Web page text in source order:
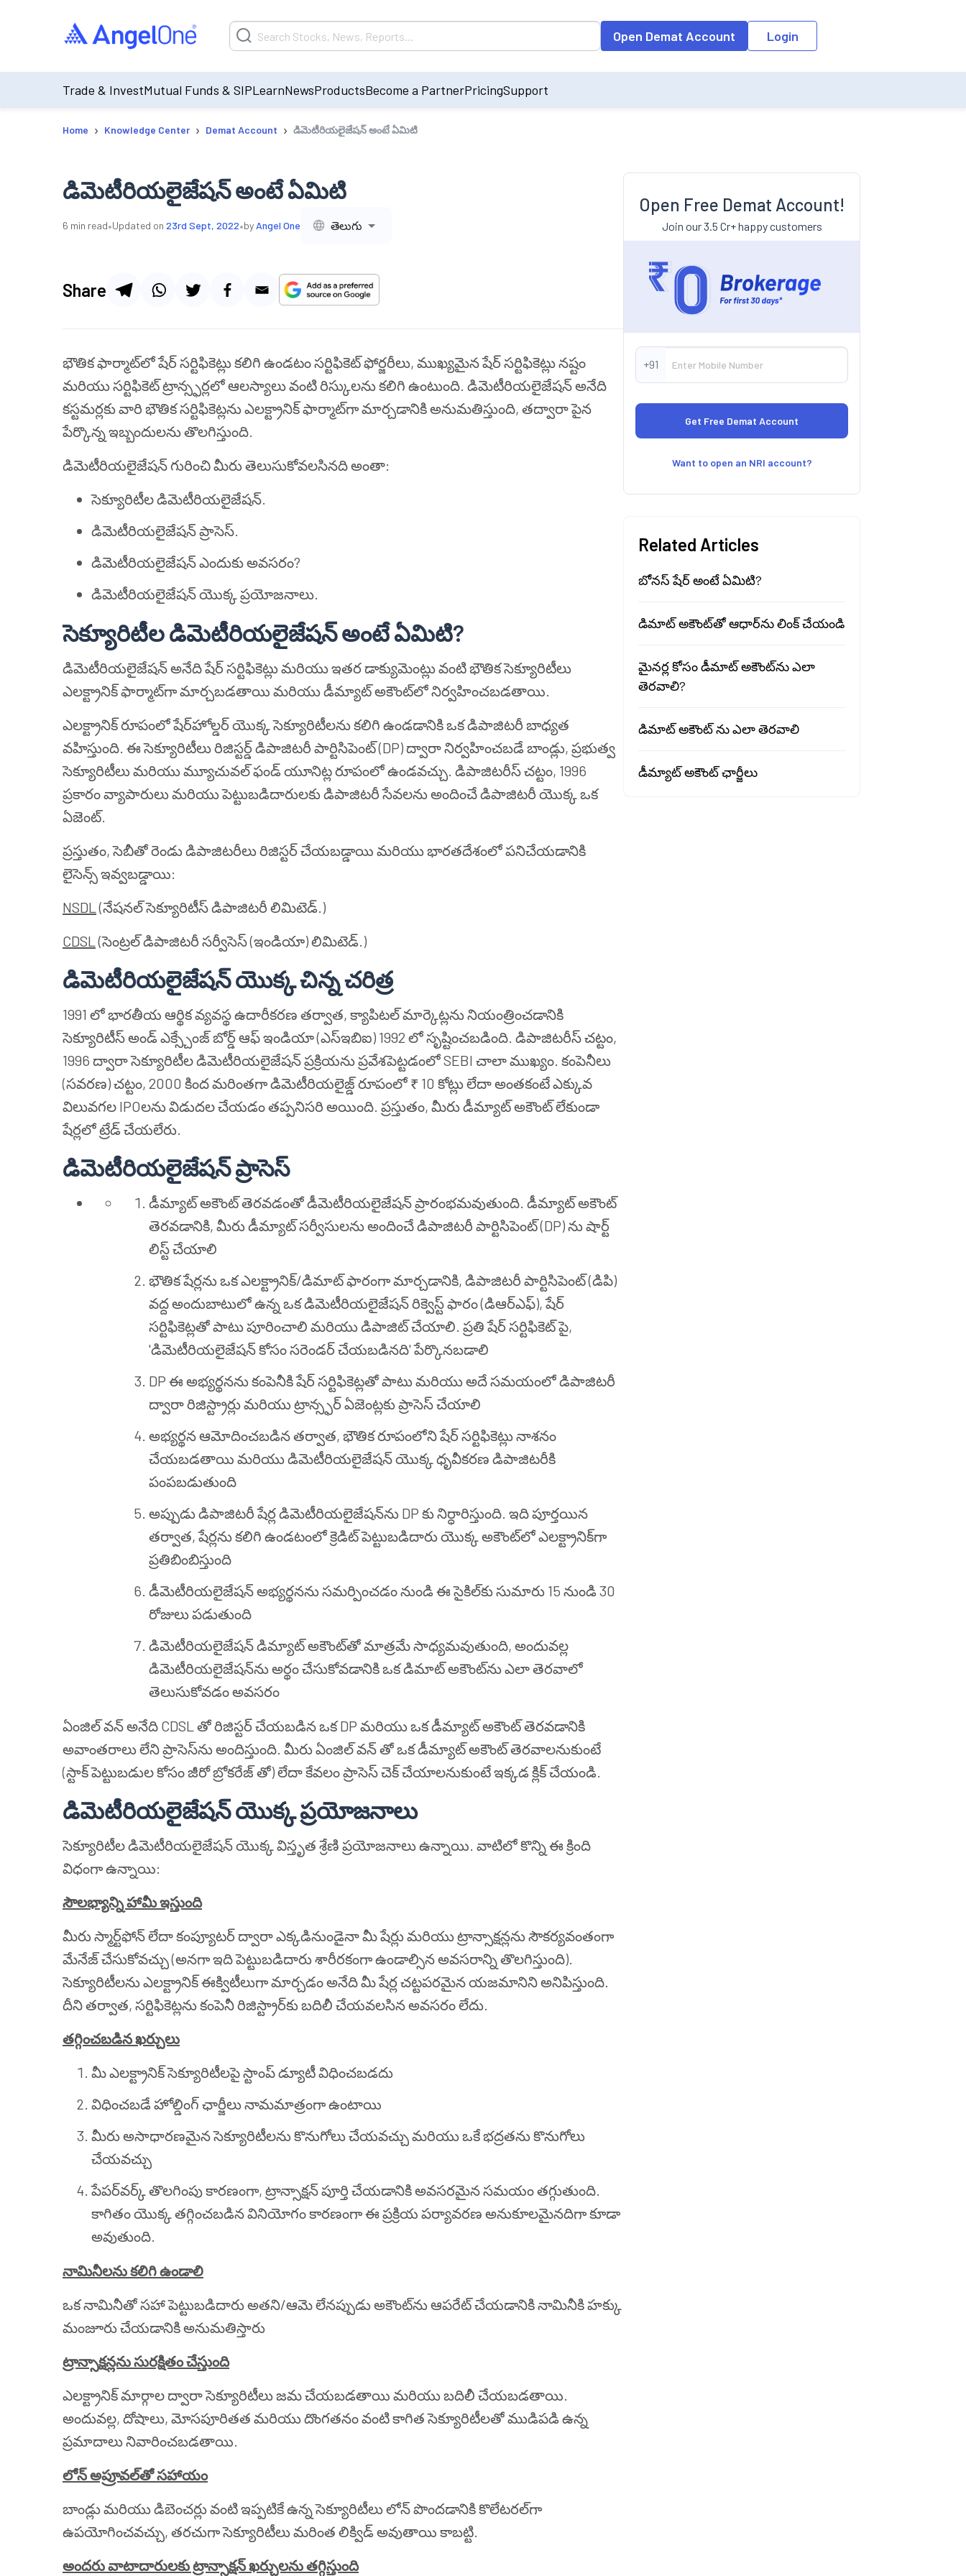
Open Demat Account Login
Trade & InvestMutual Funds & SIPLearnNewsProductsBecome a PartnerPricingSupport
Home › Knowledge Center › Demat Account › డిమెటీరియలైజేషన్ అంటే ఏమిటి
డిమెటీరియలైజేషన్ అంటే ఏమిటి
6 min read•Updated on 23rd Sept, 2022•by Angel One తెలుగు
Share
భౌతిక ఫార్మాట్‌లో షేర్ సర్టిఫికెట్లు కలిగి ఉండటం సర్టిఫికెట్ ఫోర్జరీలు, ముఖ్యమైన షేర్ సర్టిఫికెట్లు నష్టం
మరియు సర్టిఫికెట్ ట్రాన్స్ఫర్లలో ఆలస్యాలు వంటి రిస్కులను కలిగి ఉంటుంది. డిమెటీరియలైజేషన్ అనేది
కస్టమర్లకు వారి భౌతిక సర్టిఫికెట్లను ఎలక్ట్రానిక్ ఫార్మాట్‌గా మార్చడానికి అనుమతిస్తుంది, తద్వారా పైన
పేర్కొన్న ఇబ్బందులను తొలగిస్తుంది.
డిమెటీరియలైజేషన్ గురించి మీరు తెలుసుకోవలసినది అంతా:
సెక్యూరిటీల డిమెటీరియలైజేషన్.
డిమెటీరియలైజేషన్ ప్రాసెస్.
డిమెటీరియలైజేషన్ ఎందుకు అవసరం?
డిమెటీరియలైజేషన్ యొక్క ప్రయోజనాలు.
సెక్యూరిటీల డిమెటీరియలైజేషన్ అంటే ఏమిటి?
డిమెటీరియలైజేషన్ అనేది షేర్ సర్టిఫికెట్లు మరియు ఇతర డాక్యుమెంట్లు వంటి భౌతిక సెక్యూరిటీలు
ఎలక్ట్రానిక్ ఫార్మాట్‌గా మార్చబడతాయి మరియు డీమ్యాట్ అకౌంట్‌లో నిర్వహించబడతాయి.
ఎలక్ట్రానిక్ రూపంలో షేర్‌హోల్డర్ యొక్క సెక్యూరిటీలను కలిగి ఉండడానికి ఒక డిపాజిటరీ బాధ్యత
వహిస్తుంది. ఈ సెక్యూరిటీలు రిజిస్టర్డ్ డిపాజిటరీ పార్టిసిపెంట్ (DP) ద్వారా నిర్వహించబడే బాండ్లు, ప్రభుత్వ
సెక్యూరిటీలు మరియు మ్యూచువల్ ఫండ్ యూనిట్ల రూపంలో ఉండవచ్చు. డిపాజిటరీస్ చట్టం, 1996
ప్రకారం వ్యాపారులు మరియు పెట్టుబడిదారులకు డిపాజిటరీ సేవలను అందించే డిపాజిటరీ యొక్క ఒక
ఏజెంట్.
ప్రస్తుతం, సెబీతో రెండు డిపాజిటరీలు రిజిస్టర్ చేయబడ్డాయి మరియు భారతదేశంలో పనిచేయడానికి
లైసెన్స్ ఇవ్వబడ్డాయి:
NSDL(నేషనల్ సెక్యూరిటీస్ డిపాజిటరీ లిమిటెడ్.)
CDSL(సెంట్రల్ డిపాజిటరీ సర్వీసెస్ (ఇండియా) లిమిటెడ్.)
డిమెటీరియలైజేషన్ యొక్క చిన్న చరిత్ర
1991 లో భారతీయ ఆర్థిక వ్యవస్థ ఉదారీకరణ తర్వాత, క్యాపిటల్ మార్కెట్లను నియంత్రించడానికి
సెక్యూరిటీస్ అండ్ ఎక్స్చేంజ్ బోర్డ్ ఆఫ్ ఇండియా (ఎస్ఇబిఐ) 1992 లో సృష్టించబడింది. డిపాజిటరీస్ చట్టం,
1996 ద్వారా సెక్యూరిటీల డిమెటీరియలైజేషన్ ప్రక్రియను ప్రవేశపెట్టడంలో SEBI చాలా ముఖ్యం. కంపెనీలు
(సవరణ) చట్టం, 2000 కింద మరింతగా డిమెటీరియలైజ్డ్ రూపంలో ₹ 10 కోట్లు లేదా అంతకంటే ఎక్కువ
విలువగల IPOలను విడుదల చేయడం తప్పనిసరి అయింది. ప్రస్తుతం, మీరు డీమ్యాట్ అకౌంట్ లేకుండా
షేర్లలో ట్రేడ్ చేయలేరు.
డిమెటీరియలైజేషన్ ప్రాసెస్
డీమ్యాట్ అకౌంట్ తెరవడంతో డీమెటీరియలైజేషన్ ప్రారంభమవుతుంది. డీమ్యాట్ అకౌంట్
తెరవడానికి, మీరు డీమ్యాట్ సర్వీసులను అందించే డిపాజిటరీ పార్టిసిపెంట్ (DP) ను షార్ట్
లిస్ట్ చేయాలి
భౌతిక షేర్లను ఒక ఎలక్ట్రానిక్/డిమాట్ ఫారంగా మార్చడానికి, డిపాజిటరీ పార్టిసిపెంట్ (డిపి)
వద్ద అందుబాటులో ఉన్న ఒక డిమెటీరియలైజేషన్ రిక్వెస్ట్ ఫారం (డిఆర్ఎఫ్), షేర్
సర్టిఫికెట్లతో పాటు పూరించాలి మరియు డిపాజిట్ చేయాలి. ప్రతి షేర్ సర్టిఫికెట్ పై,
'డిమెటీరియలైజేషన్ కోసం సరెండర్ చేయబడినది' పేర్కొనబడాలి
DP ఈ అభ్యర్థనను కంపెనీకి షేర్ సర్టిఫికెట్లతో పాటు మరియు అదే సమయంలో డిపాజిటరీ
ద్వారా రిజిస్ట్రార్లు మరియు ట్రాన్స్ఫర్ ఏజెంట్లకు ప్రాసెస్ చేయాలి
అభ్యర్థన ఆమోదించబడిన తర్వాత, భౌతిక రూపంలోని షేర్ సర్టిఫికెట్లు నాశనం
చేయబడతాయి మరియు డిమెటీరియలైజేషన్ యొక్క ధృవీకరణ డిపాజిటరీకి
పంపబడుతుంది
అప్పుడు డిపాజిటరీ షేర్ల డిమెటీరియలైజేషన్‌ను DP కు నిర్ధారిస్తుంది. ఇది పూర్తయిన
తర్వాత, షేర్లను కలిగి ఉండటంలో క్రెడిట్ పెట్టుబడిదారు యొక్క అకౌంట్‌లో ఎలక్ట్రానిక్‌గా
ప్రతిబింబిస్తుంది
డీమెటీరియలైజేషన్ అభ్యర్థనను సమర్పించడం నుండి ఈ సైకిల్‌కు సుమారు 15 నుండి 30
రోజులు పడుతుంది
డిమెటీరియలైజేషన్ డిమ్యాట్ అకౌంట్‌తో మాత్రమే సాధ్యమవుతుంది, అందువల్ల
డిమెటీరియలైజేషన్‌ను అర్థం చేసుకోవడానికి ఒక డిమాట్ అకౌంట్‌ను ఎలా తెరవాలో
తెలుసుకోవడం అవసరం
ఏంజిల్ వన్ అనేది CDSL తో రిజిస్టర్ చేయబడిన ఒక DP మరియు ఒక డీమ్యాట్ అకౌంట్ తెరవడానికి
అవాంతరాలు లేని ప్రాసెస్‌ను అందిస్తుంది. మీరు ఏంజిల్ వన్ తో ఒక డీమ్యాట్ అకౌంట్ తెరవాలనుకుంటే
(స్టాక్ పెట్టుబడుల కోసం జీరో బ్రోకరేజ్ తో) లేదా కేవలం ప్రాసెస్ చెక్ చేయాలనుకుంటే ఇక్కడ క్లిక్ చేయండి.
డిమెటీరియలైజేషన్ యొక్క ప్రయోజనాలు
సెక్యూరిటీల డిమెటీరియలైజేషన్ యొక్క విస్తృత శ్రేణి ప్రయోజనాలు ఉన్నాయి. వాటిలో కొన్ని ఈ క్రింది
విధంగా ఉన్నాయి:
సౌలభ్యాన్ని హామీ ఇస్తుంది
మీరు స్మార్ట్‌ఫోన్ లేదా కంప్యూటర్ ద్వారా ఎక్కడినుండైనా మీ షేర్లు మరియు ట్రాన్సాక్షన్లను సౌకర్యవంతంగా
మేనేజ్ చేసుకోవచ్చు (అనగా ఇది పెట్టుబడిదారు శారీరకంగా ఉండాల్సిన అవసరాన్ని తొలగిస్తుంది).
సెక్యూరిటీలను ఎలక్ట్రానిక్ ఈక్విటీలుగా మార్చడం అనేది మీ షేర్ల చట్టపరమైన యజమానిని అనిపిస్తుంది.
దీని తర్వాత, సర్టిఫికెట్లను కంపెనీ రిజిస్ట్రార్‌కు బదిలీ చేయవలసిన అవసరం లేదు.
తగ్గించబడిన ఖర్చులు
మీ ఎలక్ట్రానిక్ సెక్యూరిటీలపై స్టాంప్ డ్యూటీ విధించబడదు
విధించబడే హోల్డింగ్ ఛార్జీలు నామమాత్రంగా ఉంటాయి
మీరు అసాధారణమైన సెక్యూరిటీలను కొనుగోలు చేయవచ్చు మరియు ఒకే భద్రతను కొనుగోలు
చేయవచ్చు
పేపర్‌వర్క్ తొలగింపు కారణంగా, ట్రాన్సాక్షన్ పూర్తి చేయడానికి అవసరమైన సమయం తగ్గుతుంది.
కాగితం యొక్క తగ్గించబడిన వినియోగం కారణంగా ఈ ప్రక్రియ పర్యావరణ అనుకూలమైనదిగా కూడా
అవుతుంది.
నామినీలను కలిగి ఉండాలి
ఒక నామినీతో సహా పెట్టుబడిదారు అతని/ఆమె లేనప్పుడు అకౌంట్‌ను ఆపరేట్ చేయడానికి నామినీకి హక్కు
మంజూరు చేయడానికి అనుమతిస్తారు
ట్రాన్సాక్షన్లను సురక్షితం చేస్తుంది
ఎలక్ట్రానిక్ మార్గాల ద్వారా సెక్యూరిటీలు జమ చేయబడతాయి మరియు బదిలీ చేయబడతాయి.
అందువల్ల, దోషాలు, మోసపూరితత మరియు దొంగతనం వంటి కాగిత సెక్యూరిటీలతో ముడిపడి ఉన్న
ప్రమాదాలు నివారించబడతాయి.
లోన్ అప్రూవల్తో సహాయం
బాండ్లు మరియు డిబెంచర్లు వంటి ఇప్పటికే ఉన్న సెక్యూరిటీలు లోన్ పొందడానికి కొలేటరల్‍గా
ఉపయోగించవచ్చు, తరచుగా సెక్యూరిటీలు మరింత లిక్విడ్ అవుతాయి కాబట్టి.
అందరు వాటాదారులకు ట్రాన్సాక్షన్ ఖర్చులను తగ్గిస్తుంది
Open Free Demat Account!
Join our 3.5 Cr+ happy customers
+91
Want to open an NRI account?
Related Articles
బోనస్ షేర్ అంటే ఏమిటి?
డిమాట్ అకౌంట్‌తో ఆధార్‌ను లింక్ చేయండి
మైనర్ల కోసం డీమాట్ అకౌంట్‌ను ఎలా
తెరవాలి?
డిమాట్ అకౌంట్ ను ఎలా తెరవాలి
డీమ్యాట్ అకౌంట్ ఛార్జీలు